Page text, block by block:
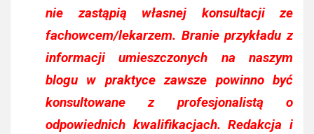
nie zastąpią własnej konsultacji ze
fachowcem/lekarzem. Branie przykładu z
informacji umieszczonych na naszym
blogu w praktyce zawsze powinno być
konsultowane z profesjonalistą o
odpowiednich kwalifikacjach. Redakcja i